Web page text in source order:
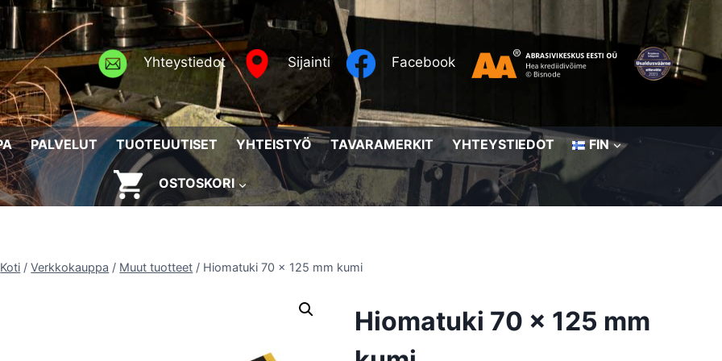
Yhteystiedot Sijainti Facebook
PALVELUT TUOTEUUTISET YHTEISTYÖ TAVARAMERKIT YHTEYSTIEDOT FIN
OSTOSKORI
Koti / Verkkokauppa / Muut tuotteet / Hiomatuki 70 x 125 mm kumi
Hiomatuki 70 x 125 mm